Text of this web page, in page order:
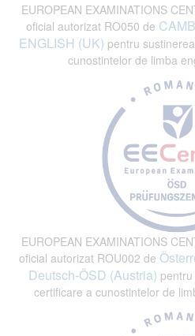
EUROPEAN EXAMINATIONS
oficial autorizat RO050 de
ENGLISH (UK) pentru
cunostintelor de limba
EUROPEAN EXAMINATIONS
oficial autorizat ROU002 de
Deutsch-ÖSD (Austria)
certificare a cunostintelor de